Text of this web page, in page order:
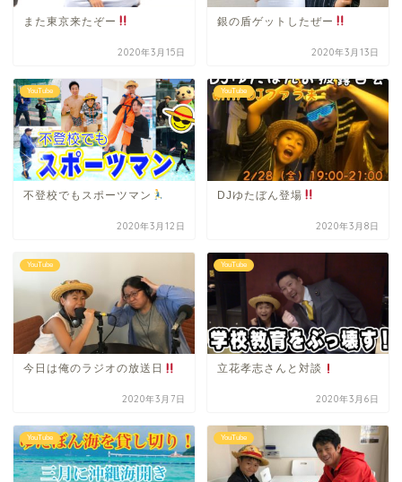
また東京来たぞー
2020年3月15日
銀の盾ゲットしたぜー
2020年3月13日
YouTube
不登校でもスポーツマン
2020年3月12日
YouTube
DJゆたぼん登場
2020年3月8日
YouTube
今日は俺のラジオの放送日
2020年3月7日
YouTube
立花孝志さんと対談
2020年3月6日
YouTube YouTube